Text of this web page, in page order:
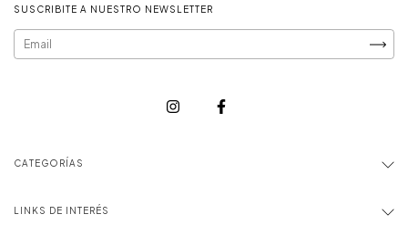
SUSCRIBITE A NUESTRO NEWSLETTER
CATEGORÍAS
LINKS DE INTERÉS